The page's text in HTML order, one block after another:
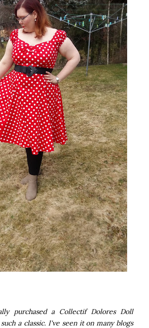
purchased a Collectif Dolores Doll
a classic. I've seen it on many blogs